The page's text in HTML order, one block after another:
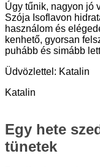
Úgy tűnik, nagyon jó
Szója Isoflavon
használom és
kenhető, gyorsan
puhább és simább
Üdvözlettel: Katalin
Katalin
Egy hete
tünetek